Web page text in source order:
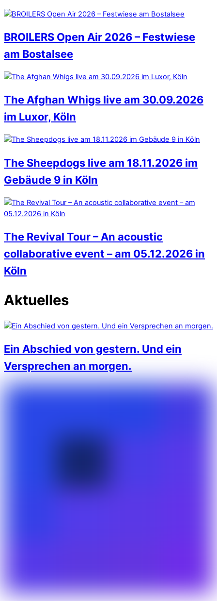
BROILERS Open Air 2026 – Festwiese
am Bostalsee
The Afghan Whigs live am 30.09.2026
im Luxor, Köln
The Sheepdogs live am 18.11.2026 im
Gebäude 9 in Köln
The Revival Tour – An acoustic
collaborative event – am 05.12.2026 in
Köln
Aktuelles
Ein Abschied von gestern. Und ein
Versprechen an morgen.